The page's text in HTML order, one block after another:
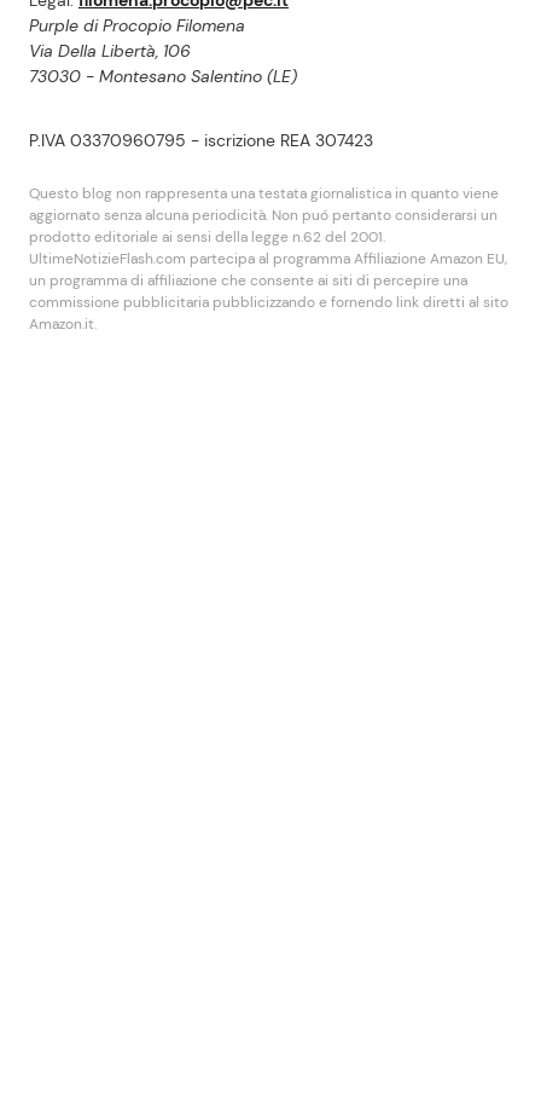
Purple di Procopio Filomena
Via Della Libertà, 106
73030 - Montesano Salentino (LE)
P.IVA 03370960795 - iscrizione REA 307423
Questo blog non rappresenta una testata giornalistica in quanto viene
aggiornato senza alcuna periodicità. Non puó pertanto considerarsi un
prodotto editoriale ai sensi della legge n.62 del 2001.
UltimeNotizieFlash.com partecipa al programma Affiliazione Amazon EU,
un programma di affiliazione che consente ai siti di percepire una
commissione pubblicitaria pubblicizzando e fornendo link diretti al sito
Amazon.it.